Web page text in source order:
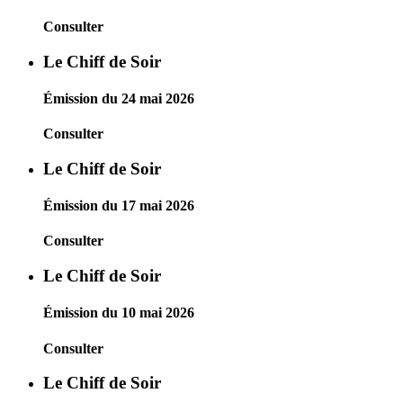
Consulter
Le Chiff de Soir
Émission du 24 mai 2026
Consulter
Le Chiff de Soir
Émission du 17 mai 2026
Consulter
Le Chiff de Soir
Émission du 10 mai 2026
Consulter
Le Chiff de Soir